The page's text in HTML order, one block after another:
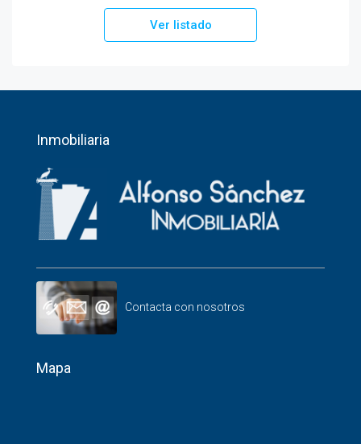
Ver listado
Inmobiliaria
Contacta con nosotros
Mapa